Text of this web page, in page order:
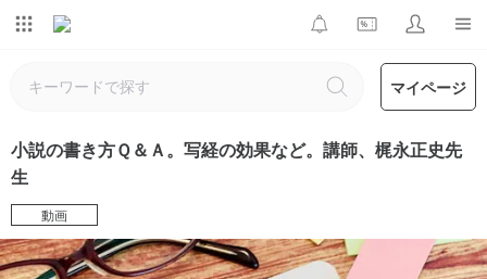
マイページ
小説の書き方Ｑ＆Ａ。写経の効果など。講師、梶永正史先
生
動画